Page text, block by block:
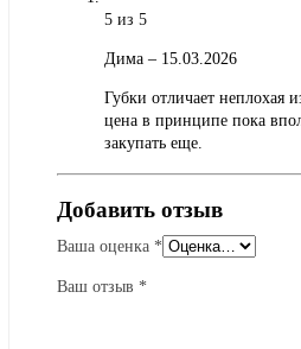
5 из 5
Дима – 15.03.2026
Губки отличает неплохая
цена в принципе пока
закупать еще.
Добавить отзыв
Ваша оценка *
Ваш отзыв *